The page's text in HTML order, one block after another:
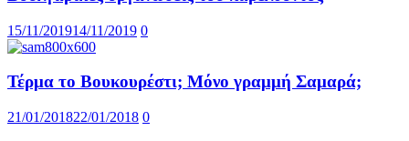
15/11/201914/11/2019 0
Τέρμα το Βουκουρέστι; Μόνο γραμμή Σαμαρά;
21/01/201822/01/2018 0